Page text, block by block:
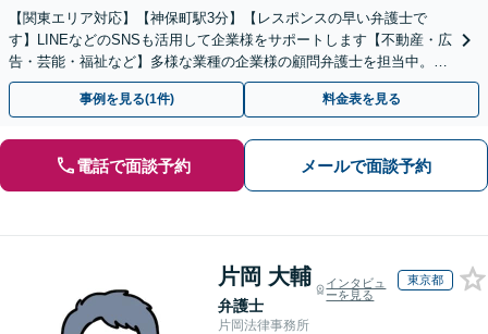
【関東エリア対応】【神保町駅3分】【レスポンスの早い弁護士で
す】LINEなどのSNSも活用して企業様をサポートします【不動産・広
告・芸能・福祉など】多様な業種の企業様の顧問弁護士を担当中。時
代に即した対応ができます【個人事業主様も相談可能】
事例を見る(1件) 料金表を見る
電話で面談予約 メールで面談予約
片岡 大輔
弁護士
インタビュ
ーを見る
東京都
片岡法律事務所